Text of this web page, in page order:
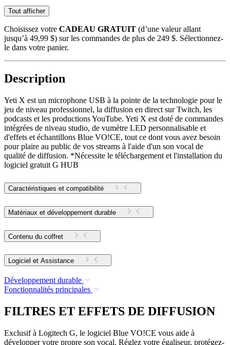
Tout afficher
Choisissez votre CADEAU GRATUIT (d’une valeur allant
jusqu’à 49,99 $) sur les commandes de plus de 249 $. Sélectionnez-
le dans votre panier.
Description
Yeti X est un microphone USB à la pointe de la technologie pour le
jeu de niveau professionnel, la diffusion en direct sur Twitch, les
podcasts et les productions YouTube. Yeti X est doté de commandes
intégrées de niveau studio, de vumètre LED personnalisable et
d'effets et échantillons Blue VO!CE, tout ce dont vous avez besoin
pour plaire au public de vos streams à l'aide d'un son vocal de
qualité de diffusion. *Nécessite le téléchargement et l'installation du
logiciel gratuit G HUB
Caractéristiques et compatibilité
Matériaux et développement durable
Contenu du coffret
Logiciel et Assistance
Développement durable
Fonctionnalités principales
FILTRES ET EFFETS DE DIFFUSION
Exclusif à Logitech G, le logiciel Blue VO!CE vous aide à
développer votre propre son vocal. Réglez votre égaliseur, protégez-